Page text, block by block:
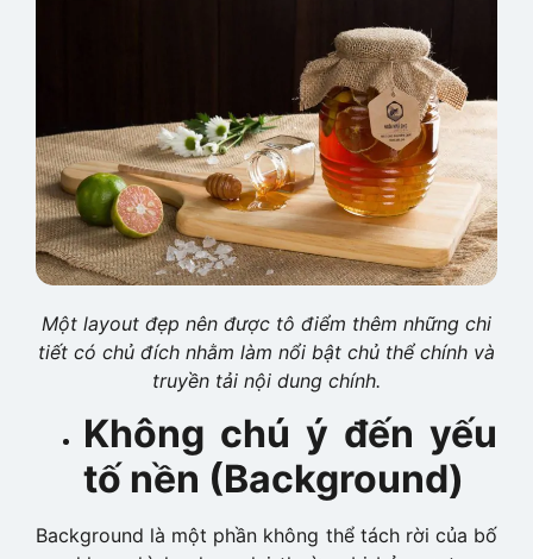
Một layout đẹp nên được tô điểm thêm những chi
tiết có chủ đích nhằm làm nổi bật chủ thể chính và
truyền tải nội dung chính.
Không chú ý đến yếu
tố nền (Background)
Background là một phần không thể tách rời của bố